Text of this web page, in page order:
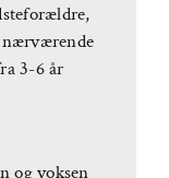
nærværende
3-6 år
og voksen